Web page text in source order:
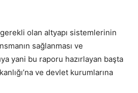
olan altyapı sistemlerinin
sağlanması ve
yani bu raporu hazırlayan başta
ve devlet kurumlarına